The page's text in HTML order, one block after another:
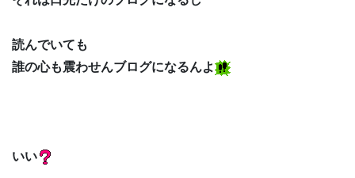
読んでいても
誰の心も震わせんブログになるんよ
いい